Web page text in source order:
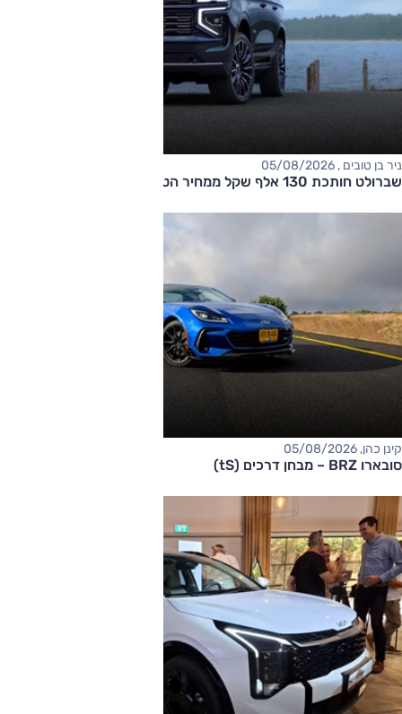
ניר בן טובים , 05/08/2026
שברולט חותכת 130 אלף שקל ממחיר הטאהו
קינן כהן, 05/08/2026
סובארו BRZ – מבחן דרכים (tS)